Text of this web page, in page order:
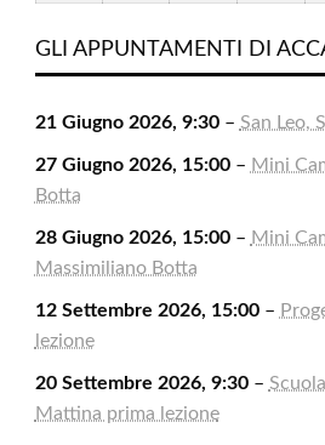
2026
2026
2026
2026
GLI APPUNTAMENTI DI
21 Giugno 2026, 9:30– San Leo,
27 Giugno 2026, 15:00– Mini
Botta
28 Giugno 2026, 15:00– Mini
Massimiliano Botta
12 Settembre 2026, 15:00–
lezione
20 Settembre 2026, 9:30–
Mattina prima lezione